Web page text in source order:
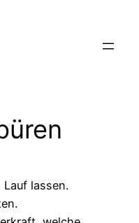
Lauf lassen.